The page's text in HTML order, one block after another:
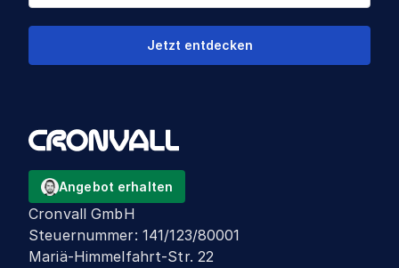
Jetzt entdecken
Angebot erhalten
Cronvall GmbH
Steuernummer: 141/123/80001
Mariä-Himmelfahrt-Str. 22